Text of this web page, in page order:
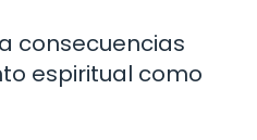
consecuencias
espiritual como